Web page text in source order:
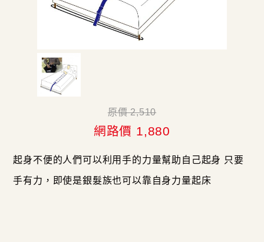
原價 2,510
網路價 1,880
起身不便的人們可以利用手的力量幫助自己起身 只要
手有力，即使是銀髮族也可以靠自身力量起床